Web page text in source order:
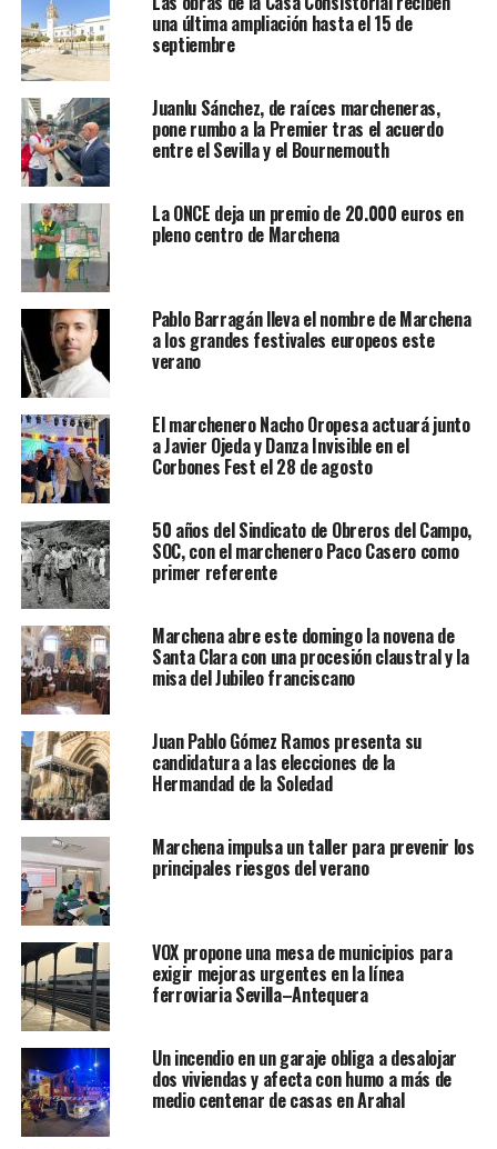
una última ampliación hasta el 15 de
septiembre
Juanlu Sánchez, de raíces marcheneras,
pone rumbo a la Premier tras el acuerdo
entre el Sevilla y el Bournemouth
La ONCE deja un premio de 20.000 euros en
pleno centro de Marchena
Pablo Barragán lleva el nombre de Marchena
a los grandes festivales europeos este
verano
El marchenero Nacho Oropesa actuará junto
a Javier Ojeda y Danza Invisible en el
Corbones Fest el 28 de agosto
50 años del Sindicato de Obreros del Campo,
SOC, con el marchenero Paco Casero como
primer referente
Marchena abre este domingo la novena de
Santa Clara con una procesión claustral y la
misa del Jubileo franciscano
Juan Pablo Gómez Ramos presenta su
candidatura a las elecciones de la
Hermandad de la Soledad
Marchena impulsa un taller para prevenir los
principales riesgos del verano
VOX propone una mesa de municipios para
exigir mejoras urgentes en la línea
ferroviaria Sevilla–Antequera
Un incendio en un garaje obliga a desalojar
dos viviendas y afecta con humo a más de
medio centenar de casas en Arahal